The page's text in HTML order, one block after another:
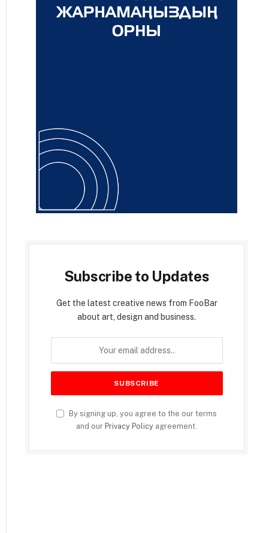
Subscribe to Updates
Get the latest creative news from FooBar
about art, design and business.
By signing up, you agree to the our terms
and our Privacy Policy agreement.